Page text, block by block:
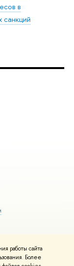
работы сайта
Более
в
санкций